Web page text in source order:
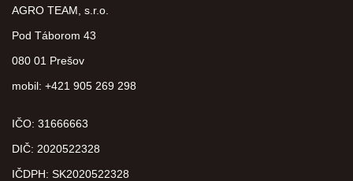
AGRO TEAM, s.r.o.
Pod Táborom 43
080 01 Prešov
mobil: +421 905 269 298
IČO: 31666663
DIČ: 2020522328
IČDPH: SK2020522328